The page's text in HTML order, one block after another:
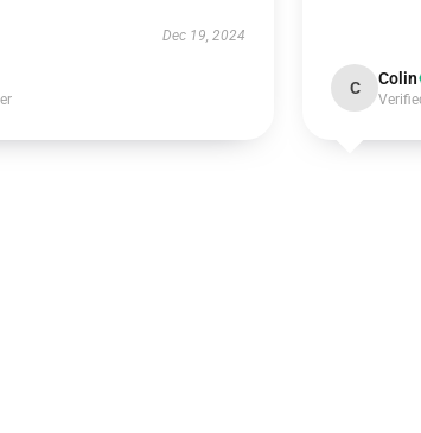
Dec 19, 2024
C Colin